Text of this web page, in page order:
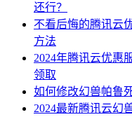
还行？
不看后悔的腾讯云
方法
2024年腾讯云优惠
领取
如何修改幻兽帕鲁
2024最新腾讯云幻